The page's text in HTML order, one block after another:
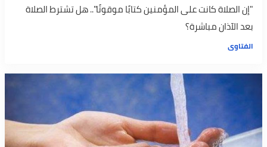
"إن الصلاة كانت على المؤمنين كتابًا موقوتًا".. هل تشترط الصلاة
بعد الآذان مباشرة؟
الفتاوى